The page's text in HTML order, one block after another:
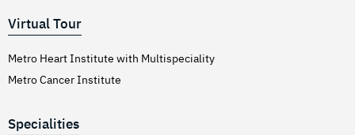
Virtual Tour
Metro Heart Institute with Multispeciality
Metro Cancer Institute
Specialities